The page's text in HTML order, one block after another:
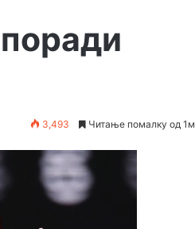
3,493 Читање помалку од 1м